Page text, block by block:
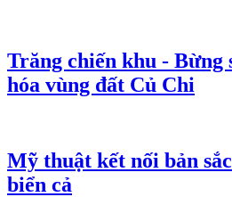
Trăng chiến khu - Bừng
hóa vùng đất Củ Chi
Mỹ thuật kết nối bản
biển cả